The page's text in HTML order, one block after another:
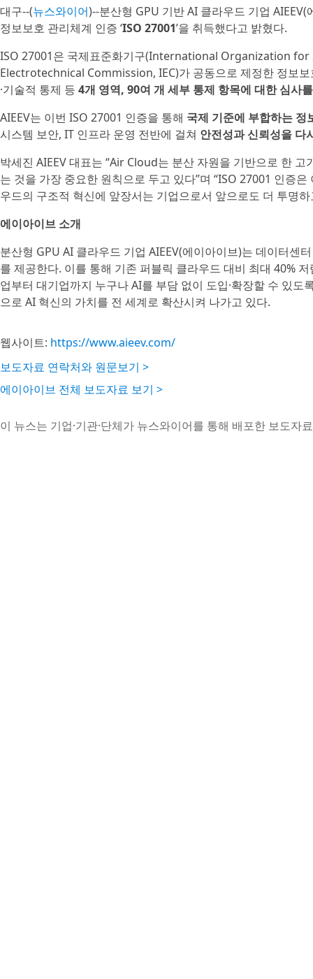
대구--(뉴스와이어)--분산형 GPU 기반 AI 클라우드 기업
정보보호 관리체계 인증 ‘ISO 27001’을 취득했다고 밝혔다.
ISO 27001은 국제표준화기구(International Organization
Electrotechnical Commission, IEC)가 공동으로 제정한 정보보
·기술적 통제 등 4개 영역, 90여 개 세부 통제 항목에 대한 심사
AIEEV는 이번 ISO 27001 인증을 통해 국제 기준에 부합하는 정
시스템 보안, IT 인프라 운영 전반에 걸쳐 안전성과 신뢰성을 다
박세진 AIEEV 대표는 “Air Cloud는 분산 자원을 기반으로 한
는 것을 가장 중요한 원칙으로 두고 있다”며 “ISO 27001 인증
우드의 구조적 혁신에 앞장서는 기업으로서 앞으로도 더 투명
에이아이브 소개
분산형 GPU AI 클라우드 기업 AIEEV(에이아이브)는 데이터
를 제공한다. 이를 통해 기존 퍼블릭 클라우드 대비 최대 40%
업부터 대기업까지 누구나 AI를 부담 없이 도입·확장할 수 있도
으로 AI 혁신의 가치를 전 세계로 확산시켜 나가고 있다.
웹사이트: https://www.aieev.com/
보도자료 연락처와 원문보기 >
에이아이브 전체 보도자료 보기 >
이 뉴스는 기업·기관·단체가 뉴스와이어를 통해 배포한 보도자